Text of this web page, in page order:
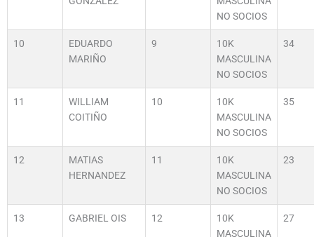
NO SOCIOS
10
EDUARDO
MARIÑO
9
10K
MASCULINA
NO SOCIOS
34
11
WILLIAM
COITIÑO
10
10K
MASCULINA
NO SOCIOS
35
12
MATIAS
HERNANDEZ
11
10K
MASCULINA
NO SOCIOS
23
13 GABRIEL OIS 12
10K
MASCULINA
27